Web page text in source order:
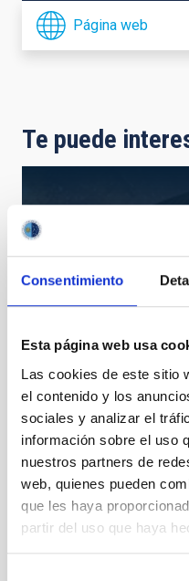
Consentimiento
Esta página web usa
Las cookies de este sitio
el contenido y los
sociales y analizar el
información sobre el uso
nuestros partners de
web, quienes pueden
que les haya
partir del uso que haya
Página web
Te puede
SONG
Stellar Observations
RedNocturnoØ 100.00